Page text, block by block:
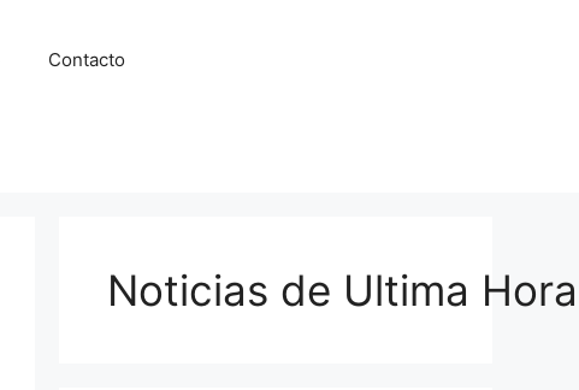
Contacto
Noticias de Ultima